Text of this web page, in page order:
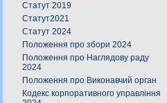
Статут 2019
Статут2021
Статут 2024
Положення про збори 2024
Положення про Наглядову раду
2024
Положення про Виконавчий орган
Кодекс корпоративного управління